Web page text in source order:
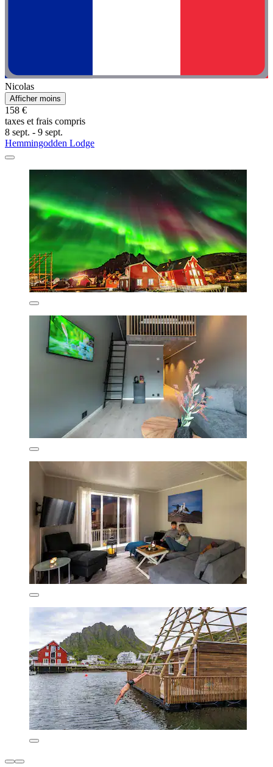
Nicolas
Afficher moins
158 €
taxes et frais compris
8 sept. - 9 sept.
Hemmingodden Lodge